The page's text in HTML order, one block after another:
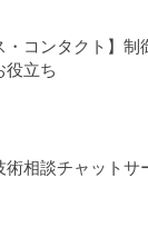
・コンタクト】制
役立ち
術相談チャット